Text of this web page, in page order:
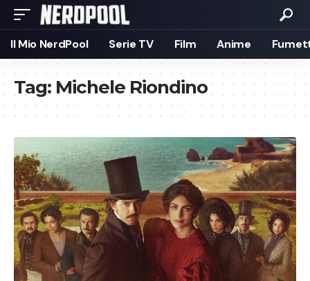
Il Mio NerdPool Serie TV Film Anime
Tag: Michele Riondino